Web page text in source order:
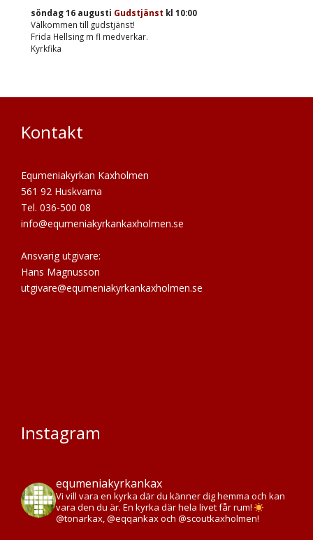
söndag 16 augusti Gudstjänst kl 10:00
Välkommen till gudstjänst!
Frida Hellsing m fl medverkar.
Kyrkfika
Kontakt
Equmeniakyrkan Kaxholmen
561 92 Huskvarna
Tel. 036-500 08
info@equmeniakyrkankaxholmen.se
Ansvarig utgivare:
Hans Magnusson
utgivare@equmeniakyrkankaxholmen.se
Instagram
equmeniakyrkankax
Vi vill vara en kyrka där du känner dig hemma och kan
vara den du är. En kyrka där hela livet får rum!
@tonarkax, @eqqankax och @scoutkaxholmen!